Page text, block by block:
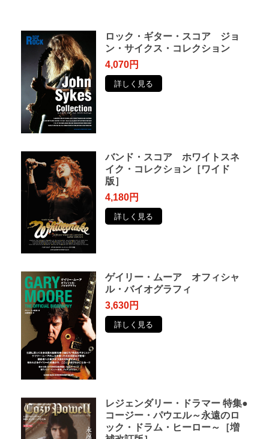
ロック・ギター・スコア ジョ
ン・サイクス・コレクション
4,070円
詳しく見る
バンド・スコア ホワイトスネ
イク・コレクション［ワイド
版］
4,180円
詳しく見る
ゲイリー・ムーア オフィシャ
ル・バイオグラフィ
3,630円
詳しく見る
レジェンダリー・ドラマー 特集●
コージー・パウエル～永遠のロ
ック・ドラム・ヒーロー～［増